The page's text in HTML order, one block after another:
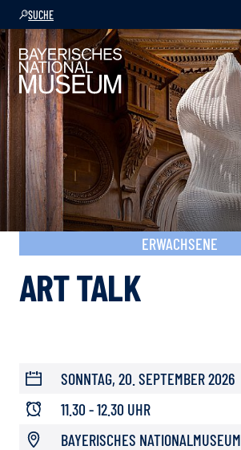
SUCHE
ERWACHSENE
ART TALK
SONNTAG, 20. SEPTEMBER 2026
11.30 - 12.30 UHR
BAYERISCHES NATIONALMUSEUM